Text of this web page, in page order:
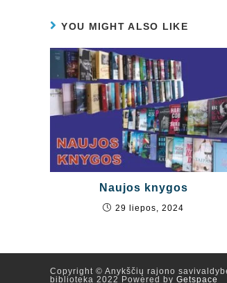
YOU MIGHT ALSO LIKE
Naujos knygos
29 liepos, 2024
Copyright © Anykščių rajono
biblioteka 2022 Powered by Getspace